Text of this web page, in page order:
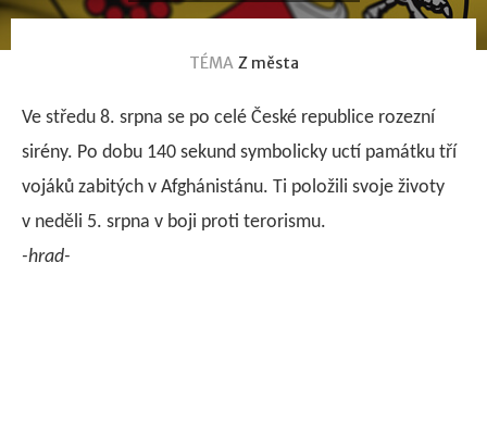
TÉMA Z města
Ve středu 8. srpna se po celé České republice rozezní
sirény. Po dobu 140 sekund symbolicky uctí památku tří
vojáků zabitých v Afghánistánu. Ti položili svoje životy
v neděli 5. srpna v boji proti terorismu.
-hrad-